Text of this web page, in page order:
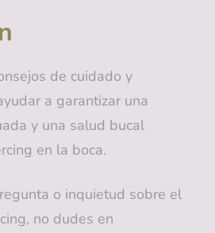
de cuidado y
a garantizar una
y una salud bucal
en la boca.
o inquietud sobre el
no dudes en